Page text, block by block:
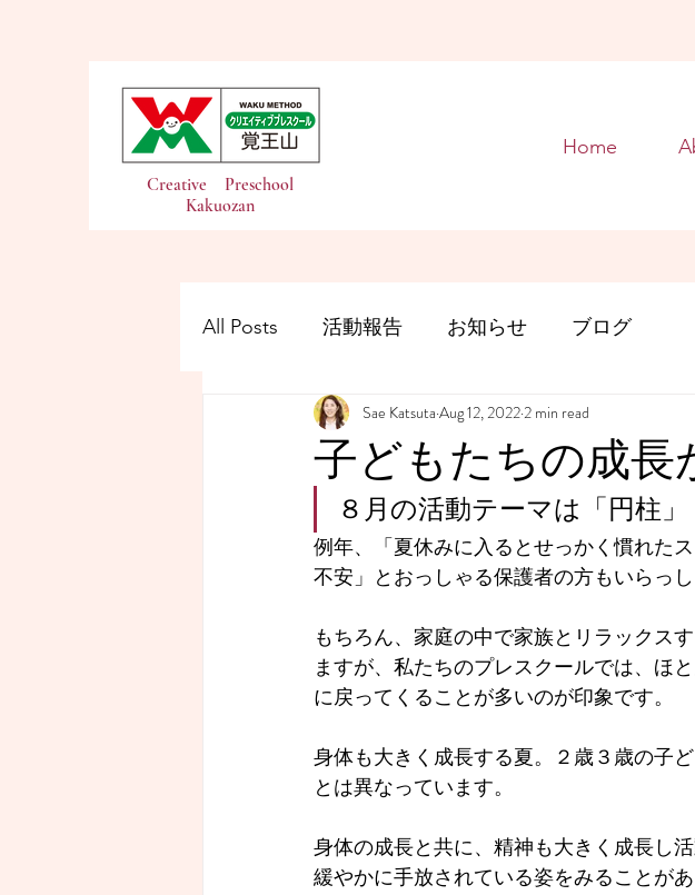
Creative Preschool
Kakuozan
Home
All Posts 活動報告 お知らせ ブログ
子どもたちの成長
Sae Katsuta Aug 12, 20222 min read
８月の活動テーマは「円柱」
例年、「夏休みに入るとせっかく慣れた
不安」とおっしゃる保護者の方もいらっし
もちろん、家庭の中で家族とリラックス
ますが、私たちのプレスクールでは、ほ
に戻ってくることが多いのが印象です。
身体も大きく成長する夏。２歳３歳の子
とは異なっています。
身体の成長と共に、精神も大きく成長し
緩やかに手放されている姿をみることがあ